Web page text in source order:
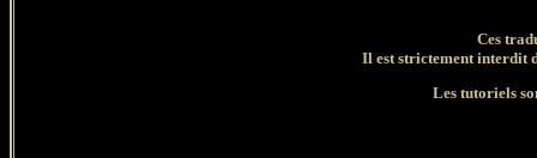
Ces
Il est strictement interdit
Les tutoriels